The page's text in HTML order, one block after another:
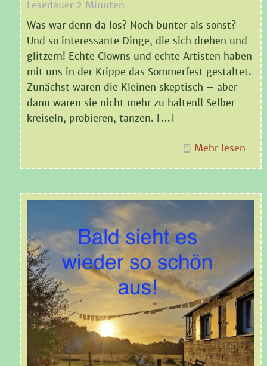
Lesedauer 2 Minuten
Was war denn da los? Noch bunter als sonst?
Und so interessante Dinge, die sich drehen und
glitzern! Echte Clowns und echte Artisten haben
mit uns in der Krippe das Sommerfest gestaltet.
Zunächst waren die Kleinen skeptisch – aber
dann waren sie nicht mehr zu halten!! Selber
kreiseln, probieren, tanzen. […]
Mehr lesen